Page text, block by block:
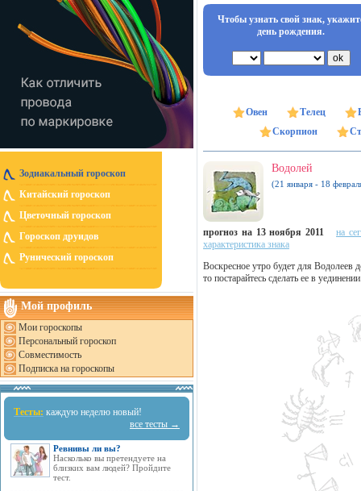
Зодиакальный гороскоп
Китайский гороскоп
Цветочный гороскоп
Гороскоп друидов
Рунический гороскоп
Мой профиль
Мои гороскопы
Персональный гороскоп
Совместимость
Подписка на гороскопы
Тесты: каждую неделю новый!
все тесты →
Ревнивы ли вы?
Насколько вы претендуете на
близких вам людей? Пройдите
тест.
Чтобы узнать свой знак,
день рождения.
Овен Телец
Скорпион
Водолей
(21 января - 18
прогноз на 13 ноября 2011
на
характеристика знака
Воскресное утро будет для Водолеев
то постарайтесь сделать ее в